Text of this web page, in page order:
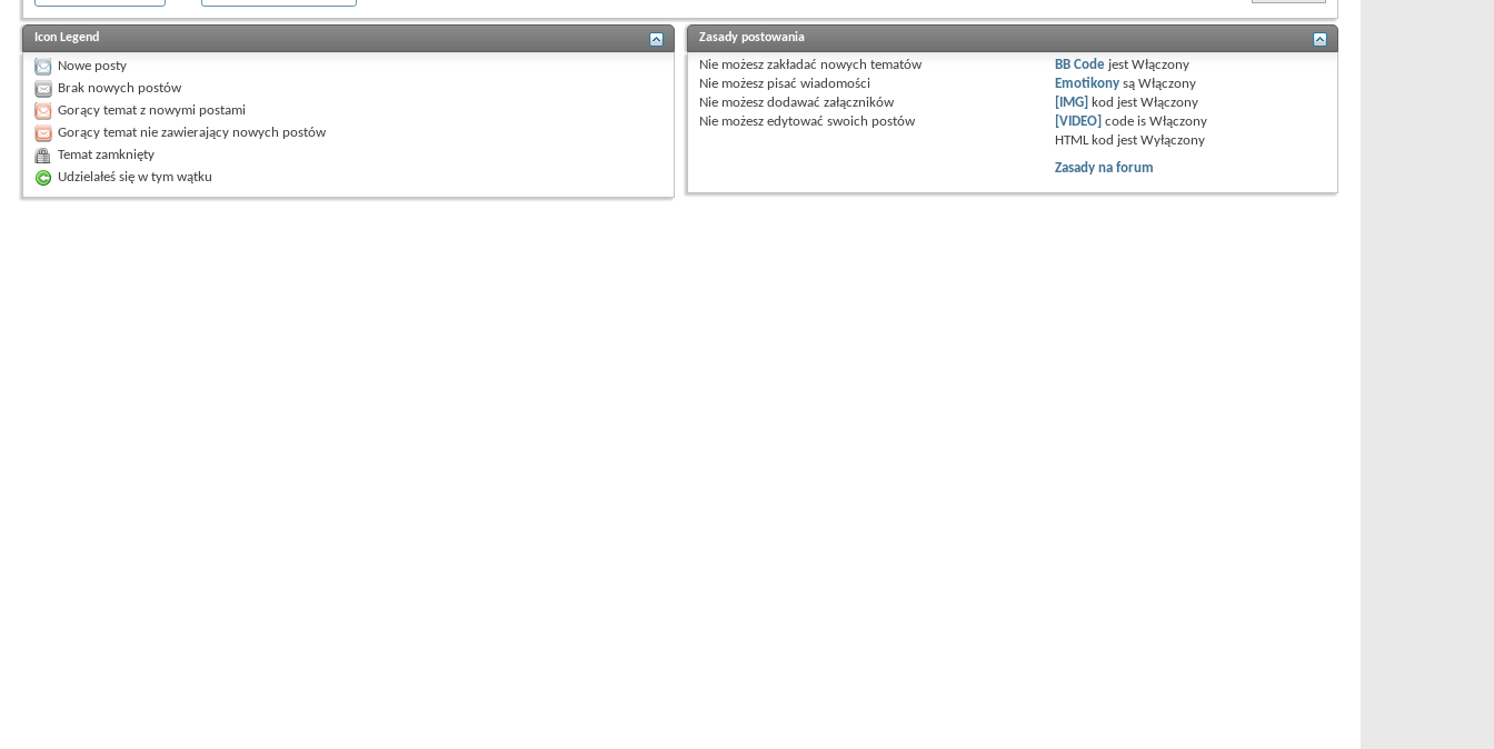
Icon Legend
Nowe posty
Brak nowych postów
Gorący temat z nowymi postami
Gorący temat nie zawierający nowych postów
Temat zamknięty
Udzielałeś się w tym wątku
Zasady postowania
Nie możeszzakładać nowych tematów
Nie możeszpisać wiadomości
Nie możeszdodawać załączników
Nie możeszedytować swoich postów
BB Code jestWłączony
Emotikony sąWłączony
[IMG] kod jestWłączony
[VIDEO] code isWłączony
HTML kod jestWyłączony
Zasady na forum